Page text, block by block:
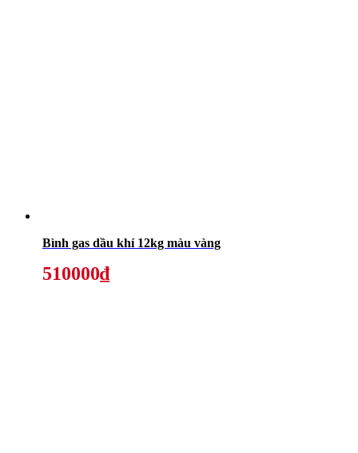
Bình gas dầu khí 12kg màu vàng
510000₫